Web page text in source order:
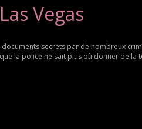
Vegas
documents secrets par de nombreux
la police ne sait plus où donner de la